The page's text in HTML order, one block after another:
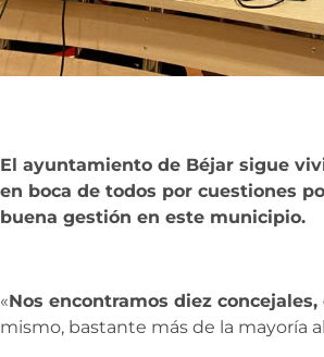
El ayuntamiento de Béjar sigue
en boca de todos por cuestiones
buena gestión en este municipio.
«Nos encontramos diez
mismo, bastante más de la mayoría